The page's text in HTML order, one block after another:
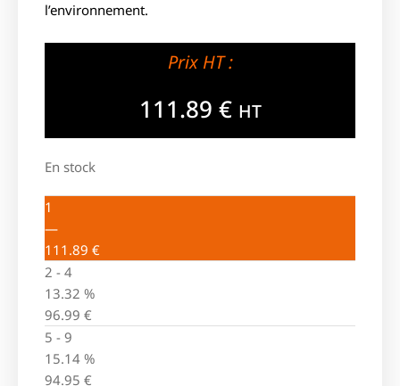
l’environnement.
Prix HT :
111.89 € HT
En stock
1
—
111.89 €
2 - 4
13.32 %
96.99 €
5 - 9
15.14 %
94.95 €